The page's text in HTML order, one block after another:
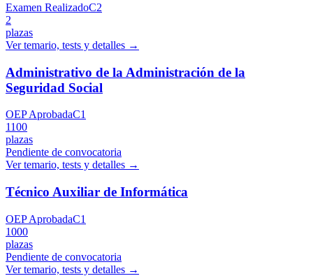
Examen RealizadoC2
2
plazas
Ver temario, tests y detalles →
Administrativo de la Administración de la
Seguridad Social
OEP AprobadaC1
1100
plazas
Pendiente de convocatoria
Ver temario, tests y detalles →
Técnico Auxiliar de Informática
OEP AprobadaC1
1000
plazas
Pendiente de convocatoria
Ver temario, tests y detalles →